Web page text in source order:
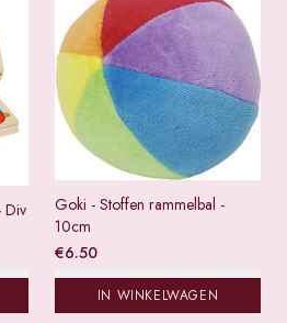
Div
Goki - Stoffen rammelbal -
10cm
€6.50
IN WINKELWAGEN